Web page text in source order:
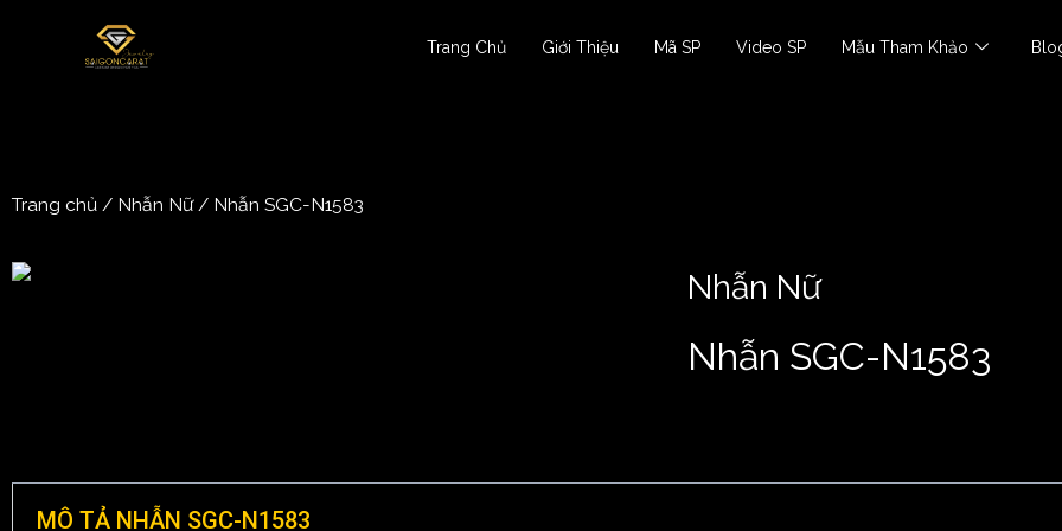
Trang Chủ Giới Thiệu Mã SP Video SP Mẫu Tham Khảo
Trang chủ / Nhẫn Nữ/ Nhẫn SGC-N1583
Nhẫn Nữ
Nhẫn SGC-N1583
MÔ TẢ NHẪN SGC-N1583